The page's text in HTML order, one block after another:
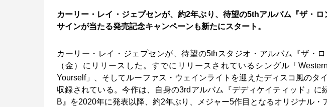
カーリー・レイ・ジェプセンが、約2年ぶり、待望の5thアルバム『ザ・
サインが当たる発売記念キャンペーンも新たにスタート。
カーリー・レイ・ジェプセンが、待望の5thスタジオ・アルバム『ザ・
（金）にリリースした。すでにリリースされているシングル「
Yourself」、そしてルーファス・ウェインライトを迎えたディスコ風のタ
収録されている。今作は、自身の3rdアルバム『デディケイティッド』に
B』を2020年に発表以降、約2年ぶり、メジャー5作目となるオリジナル・